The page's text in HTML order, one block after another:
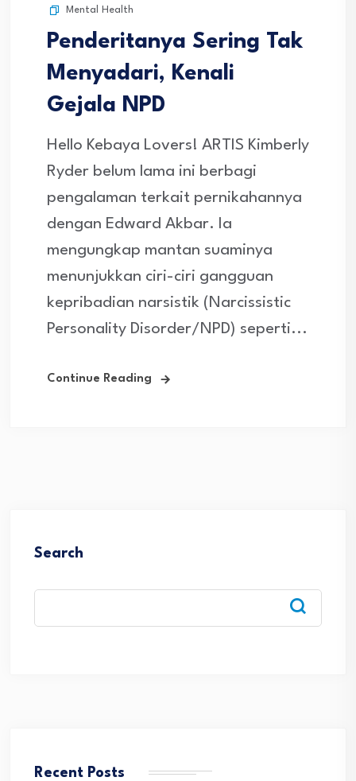
Mental Health
Penderitanya Sering Tak
Menyadari, Kenali
Gejala NPD
Hello Kebaya Lovers! ARTIS Kimberly
Ryder belum lama ini berbagi
pengalaman terkait pernikahannya
dengan Edward Akbar. Ia
mengungkap mantan suaminya
menunjukkan ciri-ciri gangguan
kepribadian narsistik (Narcissistic
Personality Disorder/NPD) seperti...
Continue Reading
Search
Recent Posts